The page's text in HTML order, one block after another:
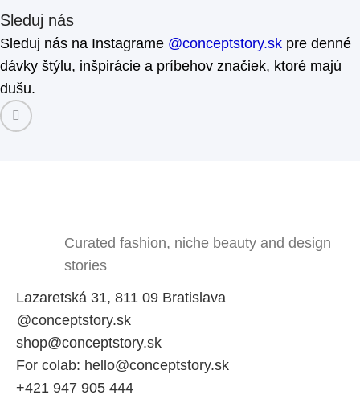
Sleduj nás
Sleduj nás na Instagrame @conceptstory.sk pre denné
dávky štýlu, inšpirácie a príbehov značiek, ktoré majú
dušu.
Curated fashion, niche beauty and design
stories
Lazaretská 31, 811 09 Bratislava
@conceptstory.sk
shop@conceptstory.sk
For colab: hello@conceptstory.sk
+421 947 905 444